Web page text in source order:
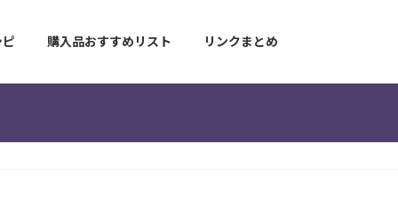
購入品おすすめリスト リンクまとめ